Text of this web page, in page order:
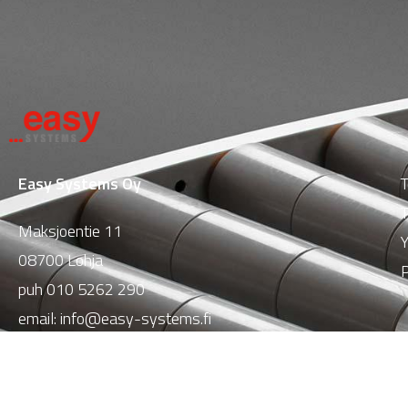
Easy Systems Oy
Maksjoentie 11
08700 Lohja
puh010 5262 290
email:info@easy-systems.fi